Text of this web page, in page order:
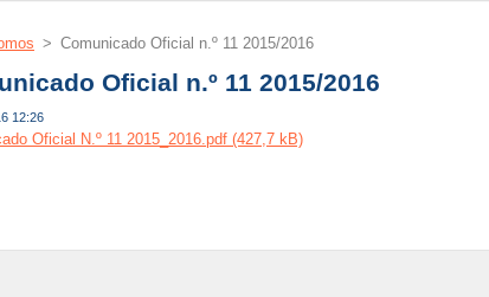
> Comunicado Oficial n.º 11 2015/2016
Oficial n.º 11 2015/2016
12:26
Oficial N.º 11 2015_2016.pdf (427,7 kB)